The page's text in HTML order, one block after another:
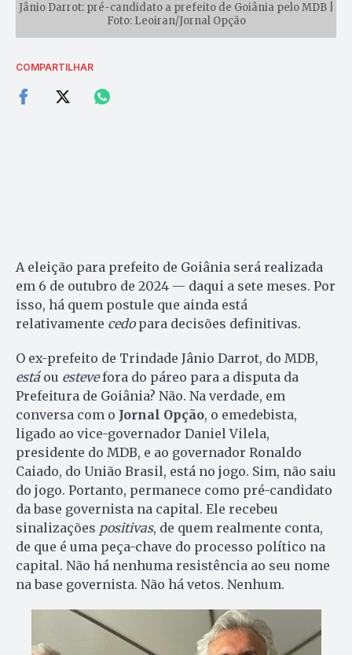
Jânio Darrot: pré-candidato a prefeito de Goiânia pelo MDB |
Foto: Leoiran/Jornal Opção
COMPARTILHAR
A eleição para prefeito de Goiânia será realizada
em 6 de outubro de 2024 — daqui a sete meses. Por
isso, há quem postule que ainda está
relativamente cedopara decisões definitivas.
O ex-prefeito de Trindade Jânio Darrot, do MDB,
estáou estevefora do páreo para a disputa da
Prefeitura de Goiânia? Não. Na verdade, em
conversa com o Jornal Opção, o emedebista,
ligado ao vice-governador Daniel Vilela,
presidente do MDB, e ao governador Ronaldo
Caiado, do União Brasil, está no jogo. Sim, não saiu
do jogo. Portanto, permanece como pré-candidato
da base governista na capital. Ele recebeu
sinalizações positivas, de quem realmente conta,
de que é uma peça-chave do processo político na
capital. Não há nenhuma resistência ao seu nome
na base governista. Não há vetos. Nenhum.